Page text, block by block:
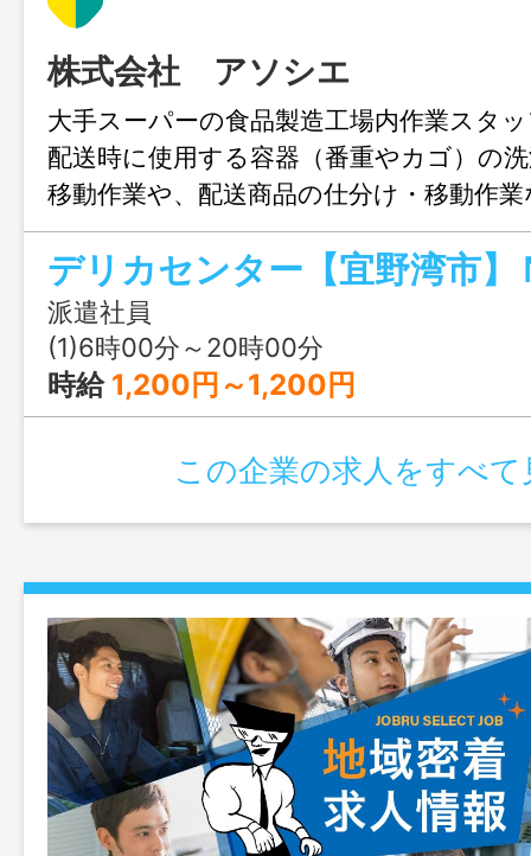
株式会社 アソシエ
大手スーパーの食品製造工場内作業スタ
配送時に使用する容器（番重やカゴ）の
移動作業や、配送商品の仕分け・移動作
☆ 体を動かすお仕事をしたい方にオ
囲：無し
派遣社員
(1)6時00分～20時00分
時給 1,200円～1,200円
この企業の求人をすべて